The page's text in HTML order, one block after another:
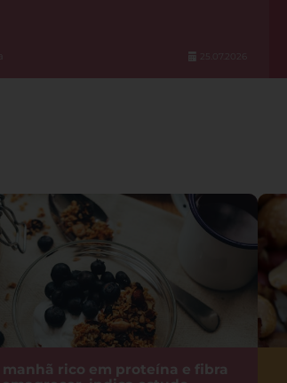
25.07.2026
manhã rico em proteína e fibra